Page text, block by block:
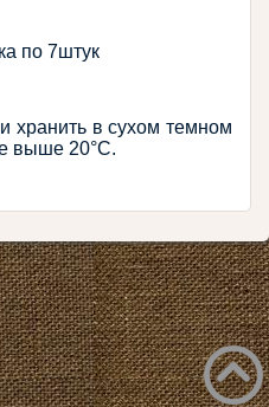
по 7штук
хранить в сухом темном
выше 20°С.